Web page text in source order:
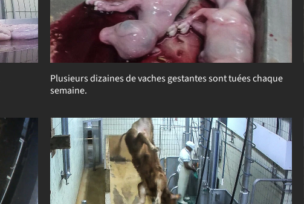
Plusieurs dizaines de vaches gestantes sont tuées chaque
semaine.